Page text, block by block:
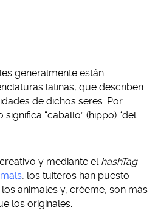
generalmente están
latinas, que describen
de dichos seres. Por
“caballo” (hippo) “del
y mediante el hashTag
, los tuiteros han puesto
animales y, créeme, son más
los originales.